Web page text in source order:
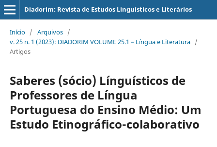
Diadorim: Revista de Estudos Linguísticos e Literários
Início / Arquivos /
v. 25 n. 1 (2023): DIADORIM VOLUME 25.1 – Língua e Literatura /
Artigos
Saberes (sócio) Línguísticos de
Professores de Língua
Portuguesa do Ensino Médio: Um
Estudo Etinográfico-colaborativo